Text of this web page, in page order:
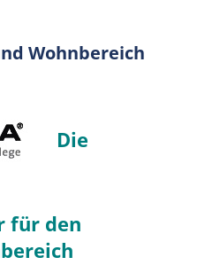
Wohnbereich
Die
für den